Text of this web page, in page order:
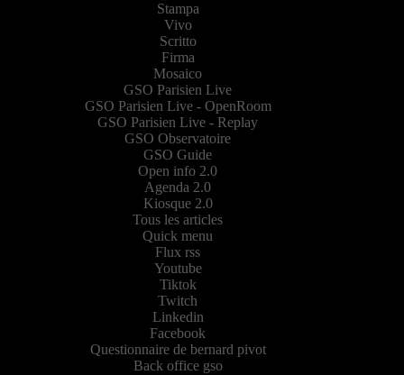
Stampa
Vivo
Scritto
Firma
Mosaico
GSO Parisien Live
GSO Parisien Live - OpenRoom
GSO Parisien Live - Replay
GSO Observatoire
GSO Guide
Open info 2.0
Agenda 2.0
Kiosque 2.0
Tous les articles
Quick menu
Flux rss
Youtube
Tiktok
Twitch
Linkedin
Facebook
Questionnaire de bernard pivot
Back office gso